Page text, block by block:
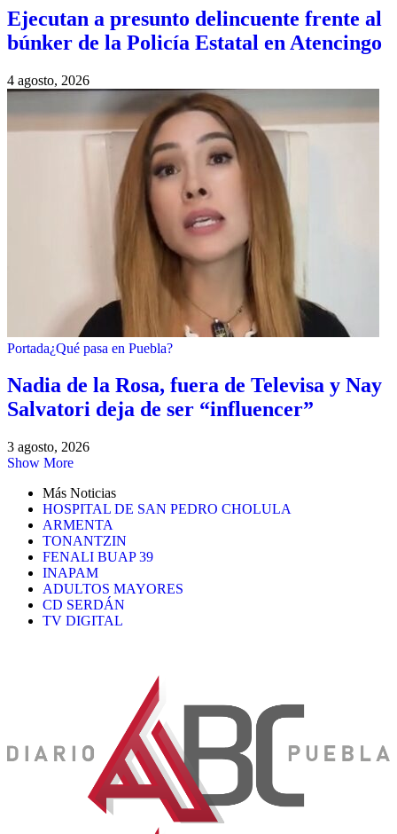
Ejecutan a presunto delincuente frente al
búnker de la Policía Estatal en Atencingo
4 agosto, 2026
Portada¿Qué pasa en Puebla?
Nadia de la Rosa, fuera de Televisa y Nay
Salvatori deja de ser “influencer”
3 agosto, 2026
Show More
Más Noticias
HOSPITAL DE SAN PEDRO CHOLULA
ARMENTA
TONANTZIN
FENALI BUAP 39
INAPAM
ADULTOS MAYORES
CD SERDÁN
TV DIGITAL